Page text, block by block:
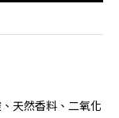
天然香料、二氧化